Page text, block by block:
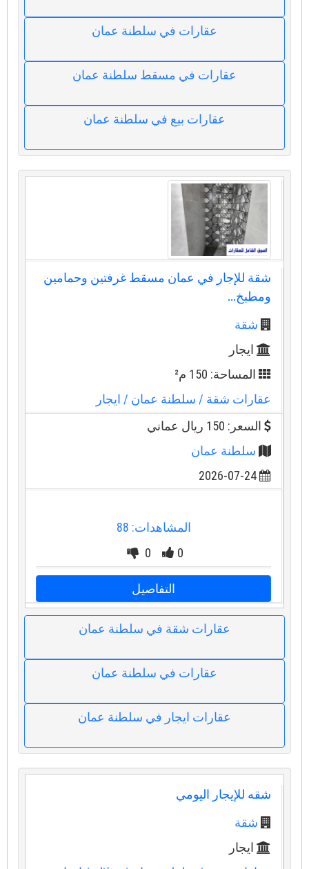
عقارات في سلطنة عمان
عقارات في مسقط سلطنة عمان
عقارات بيع في سلطنة عمان
شقة للإجار في عمان مسقط غرفتين وحمامين
ومطبخ...
شقة
ايجار
المساحة: 150 م²
عقارات شقة / سلطنة عمان/ ايجار
السعر: 150 ريال عماني
سلطنة عمان
2026-07-24
المشاهدات: 88
0
0
التفاصيل
عقارات شقة في سلطنة عمان
عقارات في سلطنة عمان
عقارات ايجار في سلطنة عمان
شقه للإيجار اليومي
شقة
ايجار